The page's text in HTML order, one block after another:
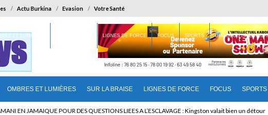
Actu Burkina Evasion Votre Santé
OMBRES ET LUMIÈRES SUR LA BRAISE LIGNES DE FORCE FOCUS SPORTS
ET LUMIÈRES LIGNES DE FORCE FOCUS SPORTS DIALOGUE INTERIEUR
TALON A LA TETE DU SENAT BENINOIS : Quand Patrice quitte le pouvoir sans partir !